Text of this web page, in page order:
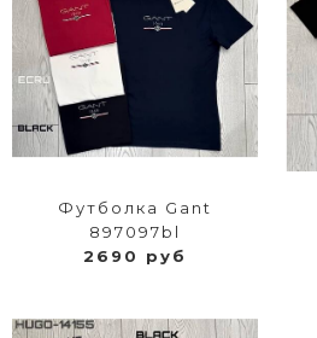
Футболка Gant
897097bl
2690 руб